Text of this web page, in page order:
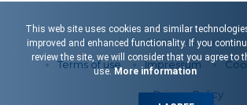
Menart d.o.o. © 2026. All rights
Terms of use
Impressum
Privacy Policy
This web site uses cookies and similar
improved and enhanced functionality. If you
review the site, we will consider that you agree to
use.More information